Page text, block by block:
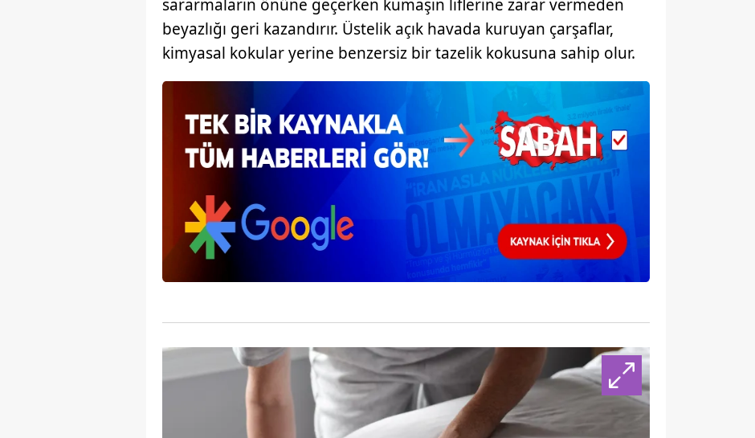
mevzuata uygun olarak kullanılan çerezlerle ilgili bilgi almak için lütfen tıklayınız
sararmaların önüne geçerken kumaşın liflerine zarar vermeden
beyazlığı geri kazandırır. Üstelik açık havada kuruyan çarşaflar,
kimyasal kokular yerine benzersiz bir tazelik kokusuna sahip olur.